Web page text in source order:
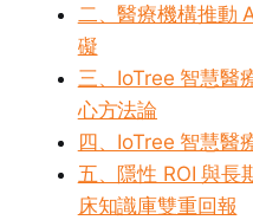
二、醫療機構推動
礙
三、IoTree 智慧醫
心方法論
四、IoTree 智慧醫
五、隱性 ROI 與長
床知識庫雙重回報